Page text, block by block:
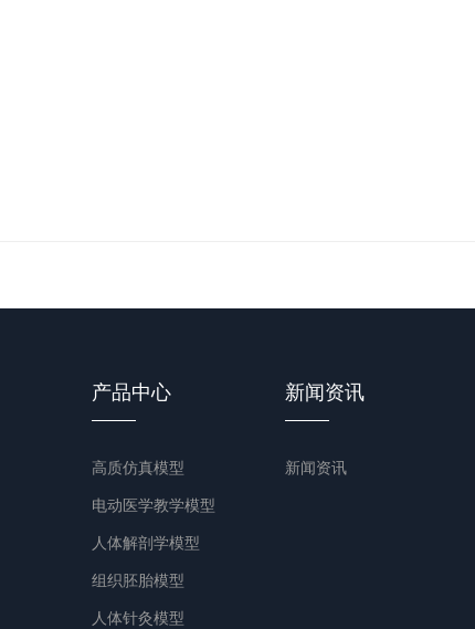
产品中心
高质仿真模型
电动医学教学模型
人体解剖学模型
组织胚胎模型
人体针灸模型
新闻资讯
新闻资讯